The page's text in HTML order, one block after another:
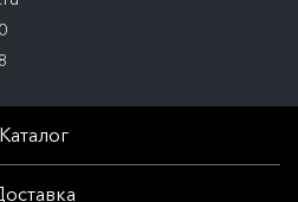
Каталог